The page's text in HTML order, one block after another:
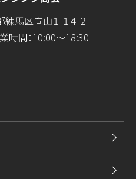
馬区向山１-１４-２
時間：10:00～18:30